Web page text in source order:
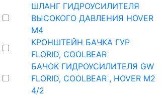
ШЛАНГ ГИДРОУСИЛИТЕЛЯ
ВЫСОКОГО ДАВЛЕНИЯ HOVER
M4
КРОНШТЕЙН БАЧКА ГУР
FLORID, COOLBEAR
БАЧОК ГИДРОУСИЛИТЕЛЯ GW
FLORID, COOLBEAR , HOVER M2
4/2